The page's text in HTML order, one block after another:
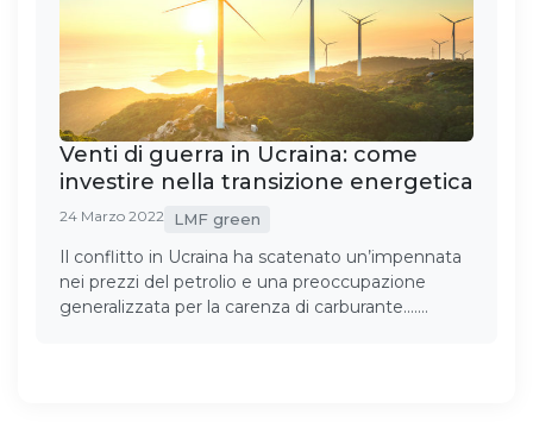
Venti di guerra in Ucraina: come
investire nella transizione energetica
24 Marzo 2022 LMF green
Il conflitto in Ucraina ha scatenato un’impennata
nei prezzi del petrolio e una preoccupazione
generalizzata per la carenza di carburante.……